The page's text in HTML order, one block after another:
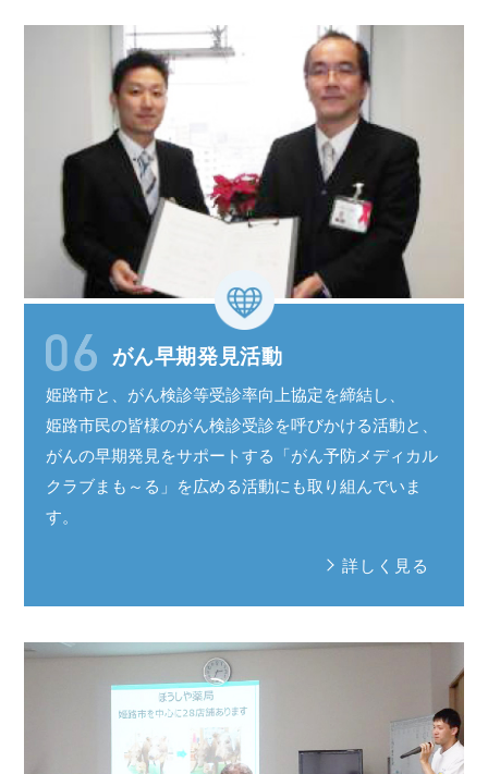
がん早期発見活動
姫路市と、がん検診等受診率向上協定を締結し、
姫路市民の皆様のがん検診受診を呼びかける活動と、
がんの早期発見をサポートする 「がん予防 メディカル
クラブまも～る 」を広める活動にも取り組んでいま
す。
詳しく見る